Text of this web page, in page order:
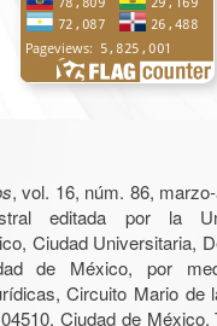
, vol. 16, núm. 86,
editada por la
Ciudad Universitaria,
de México, por
Circuito Mario de
Ciudad de